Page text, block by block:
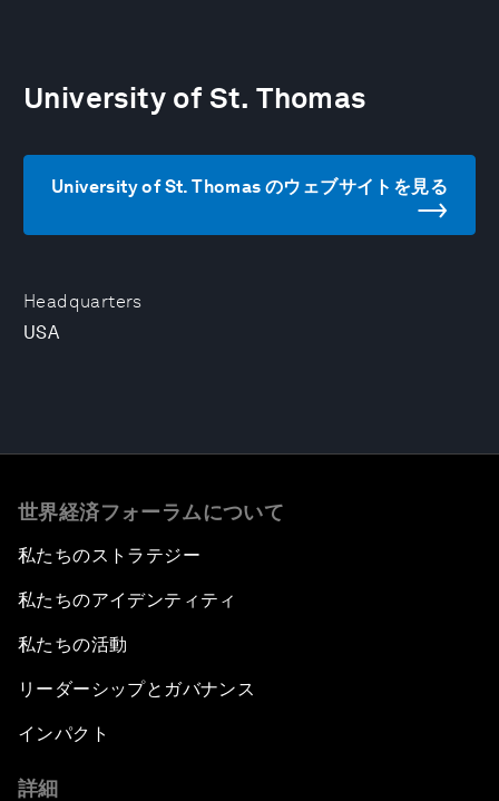
Headquarters
USA
University of St. Thomas
University of St. Thomas のウェブサイトを見る
世界経済フォーラムについて
私たちのストラテジー
私たちのアイデンティティ
私たちの活動
リーダーシップとガバナンス
インパクト
詳細